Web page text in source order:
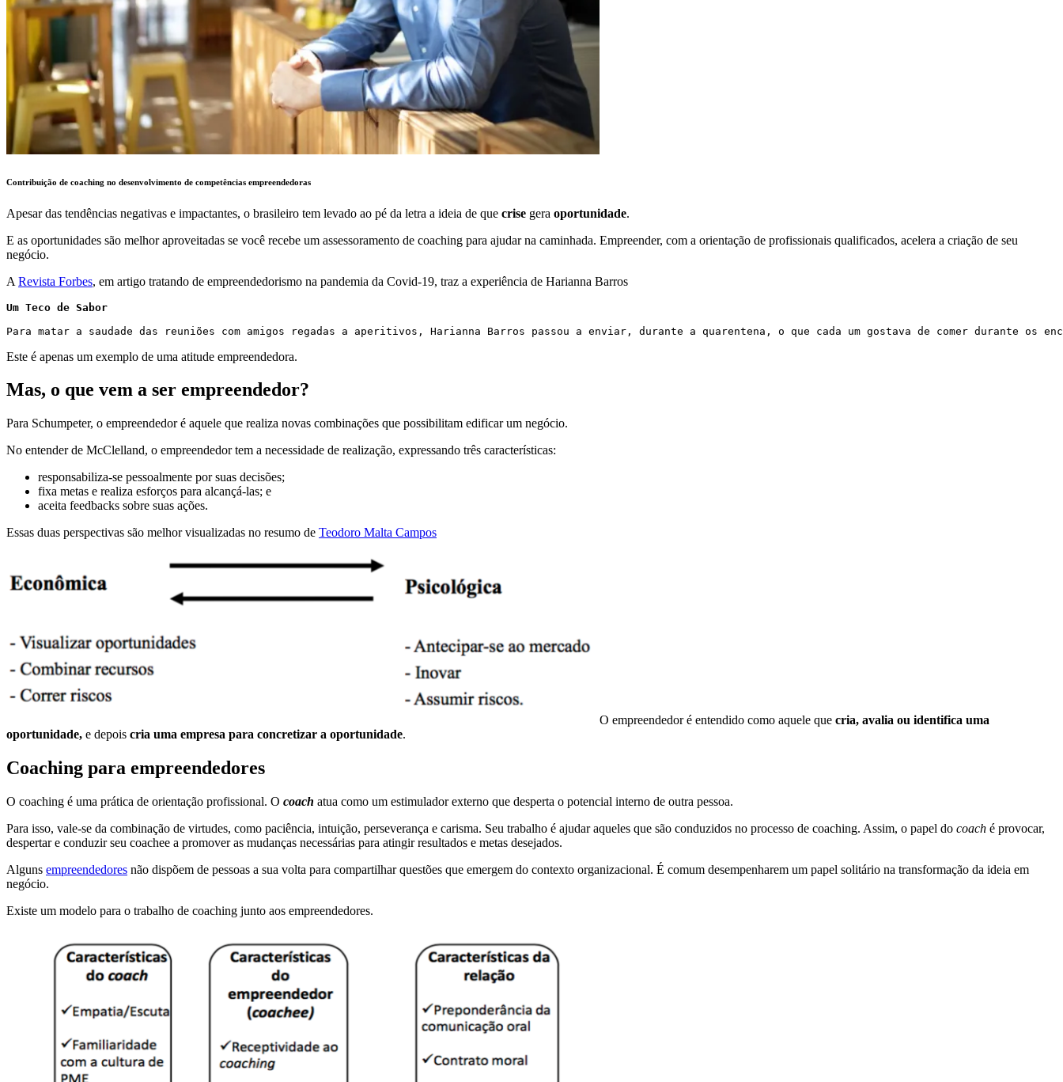
Contribuição de coaching no desenvolvimento de competências empreendedoras
Apesar das tendências negativas e impactantes, o brasileiro tem levado ao pé da letra a ideia de que crise gera oportunidade.
E as oportunidades são melhor aproveitadas se você recebe um assessoramento de coaching para ajudar na caminhada. Empreender, com a orientação de profissionais qualificados, acelera a criação de seu
negócio.
A Revista Forbes, em artigo tratando de empreendedorismo na pandemia da Covid-19, traz a experiência de Harianna Barros
Um Teco de Sabor
Para matar a saudade das reuniões com amigos regadas a aperitivos, Harianna Barros passou a enviar, durante a quarentena, o que cada um gostava de comer
Este é apenas um exemplo de uma atitude empreendedora.
Mas, o que vem a ser empreendedor?
Para Schumpeter, o empreendedor é aquele que realiza novas combinações que possibilitam edificar um negócio.
No entender de McClelland, o empreendedor tem a necessidade de realização, expressando três características:
responsabiliza-se pessoalmente por suas decisões;
fixa metas e realiza esforços para alcançá-las; e
aceita feedbacks sobre suas ações.
Essas duas perspectivas são melhor visualizadas no resumo de Teodoro Malta Campos
O empreendedor é entendido como aquele que cria, avalia ou identifica uma
oportunidade, e depois cria uma empresa para concretizar a oportunidade.
Coaching para empreendedores
O coaching é uma prática de orientação profissional. O coach atua como um estimulador externo que desperta o potencial interno de outra pessoa.
Para isso, vale-se da combinação de virtudes, como paciência, intuição, perseverança e carisma. Seu trabalho é ajudar aqueles que são conduzidos no processo de coaching. Assim, o papel do coach é provocar,
despertar e conduzir seu coachee a promover as mudanças necessárias para atingir resultados e metas desejados.
Alguns empreendedores não dispõem de pessoas a sua volta para compartilhar questões que emergem do contexto organizacional. É comum desempenharem um papel solitário na transformação da ideia em
negócio.
Existe um modelo para o trabalho de coaching junto aos empreendedores.